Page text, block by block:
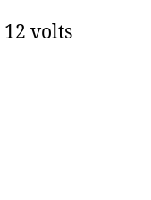
volts